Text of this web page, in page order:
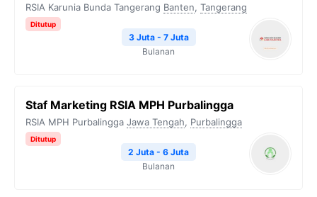
RSIA Karunia Bunda Tangerang Banten, Tangerang
Ditutup
3 Juta - 7 Juta
Bulanan
Staf Marketing RSIA MPH Purbalingga
RSIA MPH Purbalingga Jawa Tengah, Purbalingga
Ditutup
2 Juta - 6 Juta
Bulanan